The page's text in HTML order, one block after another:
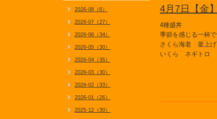
4月7日【金
4種盛丼
季節を感じる一杯
さくら海老 釜上げ
いくら ネギトロ
2026-08（6）
2026-07（27）
2026-06（34）
2026-05（30）
2026-04（35）
2026-03（30）
2026-02（33）
2026-01（26）
2025-12（30）